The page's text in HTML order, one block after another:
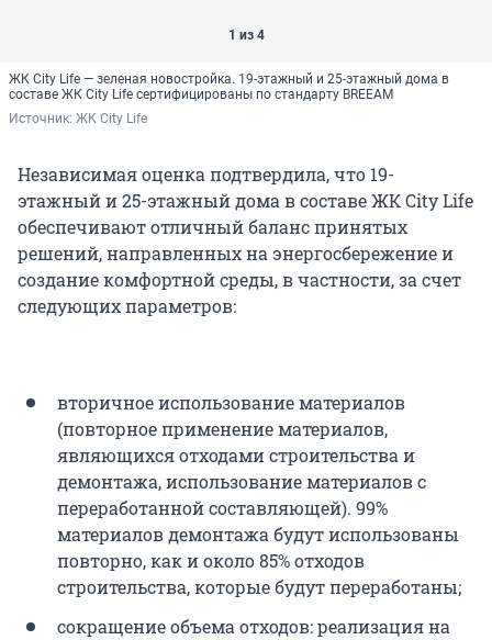
1 из 4
ЖК City Life — зеленая новостройка. 19-этажный и 25-этажный дома в
составе ЖК City Life сертифицированы по стандарту BREEAM
Источник: ЖК City Life
Независимая оценка подтвердила, что 19-
этажный и 25-этажный дома в составе ЖК City Life
обеспечивают отличный баланс принятых
решений, направленных на энергосбережение и
создание комфортной среды, в частности, за счет
следующих параметров:
вторичное использование материалов
(повторное применение материалов,
являющихся отходами строительства и
демонтажа, использование материалов с
переработанной составляющей). 99%
материалов демонтажа будут использованы
повторно, как и около 85% отходов
строительства, которые будут переработаны;
сокращение объема отходов: реализация на